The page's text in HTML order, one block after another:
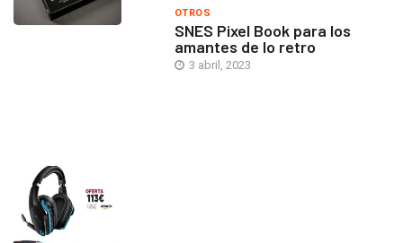
OTROS
SNES Pixel Book para los
amantes de lo retro
3 abril, 2023